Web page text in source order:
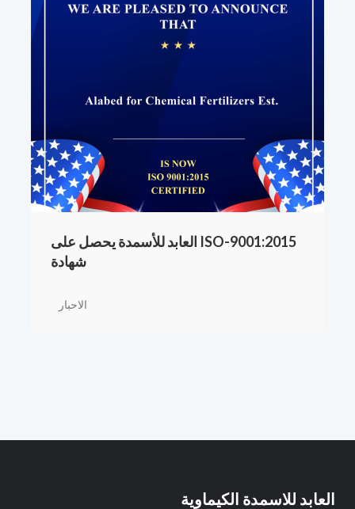
ISO-9001:2015 العابد للأسمدة يحصل على
شهادة
الاحبار
العابد للاسمدة الكيماوية